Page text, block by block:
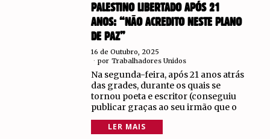
PALESTINO LIBERTADO APÓS 21
ANOS: “NÃO ACREDITO NESTE PLANO
DE PAZ”
16 de Outubro, 2025
por Trabalhadores Unidos
Na segunda-feira, após 21 anos atrás
das grades, durante os quais se
tornou poeta e escritor (conseguiu
publicar graças ao seu irmão que o
LER MAIS